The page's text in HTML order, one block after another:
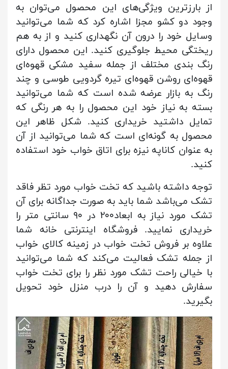
از بارزترین ویژگی‌های این محصول می‌توان به
وجود دو کشو مجزا اشاره کرد که شما می‌توانید
وسایل خود را درون آن نگهداری کنید و از به هم
ریختگی محیط جلوگیری کنید. این محصول دارای
رنگ بندی مختلف از جمله سفید مشکی قهوه‌ای
قهوه‌ای روشن قهوه‌ای تیره گردویی طوسی و چند
رنگ به بازار عرضه شده است که شما می‌توانید
بسته به نیاز خود این محصول را به هر رنگی که
تمایل داشتید خریداری کنید. شکل ظاهر این
محصول به گونه‌ای است که شما می‌توانید از آن
به عنوان کاناپه نیزه برای اتاق خواب خود استفاده
کنید.
توجه داشته باشید که تخت خواب مورد تظر فاقد
تشک می‌باشد شما باید به صورت جداگانه برای آن
تشک مورد نیاز به ابعاد۲۰۰ در ۹۰ سانتی متر را
خریداری نمایید. فروشگاه اینترنتی خانه شما
علاوه بر فروش تخت خواب در زمینه کالای خواب
از جمله تشک فعالیت می‌کند که شما می‌توانید
با خیالی راحت تشک مورد نظر را برای تخت خواب
سفارش دهید و آن را درب منزل خود تحویل
بگیرید.